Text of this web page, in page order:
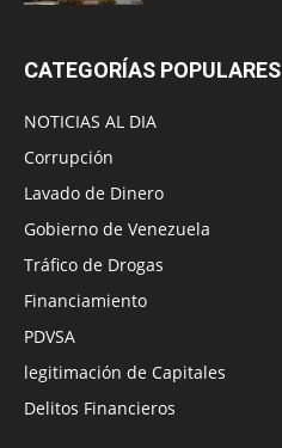
CATEGORÍAS POPULARES
NOTICIAS AL DIA
Corrupción
Lavado de Dinero
Gobierno de Venezuela
Tráfico de Drogas
Financiamiento
PDVSA
legitimación de Capitales
Delitos Financieros